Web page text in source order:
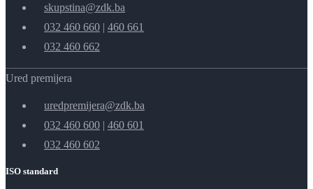
skupstina@zdk.ba
032 460 660 | 460 661
032 460 662
Ured premijera
uredpremijera@zdk.ba
032 460 600 | 460 601
032 460 602
ISO standard